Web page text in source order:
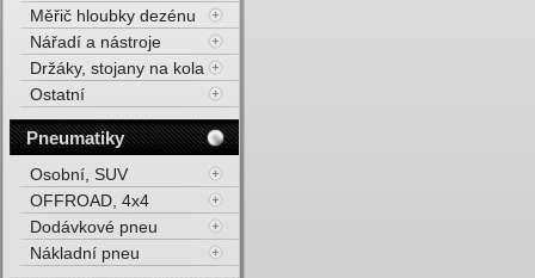
Měřič hloubky dezénu
Nářadí a nástroje
Držáky, stojany na kola
Ostatní
Pneumatiky
Osobní, SUV
OFFROAD, 4x4
Dodávkové pneu
Nákladní pneu